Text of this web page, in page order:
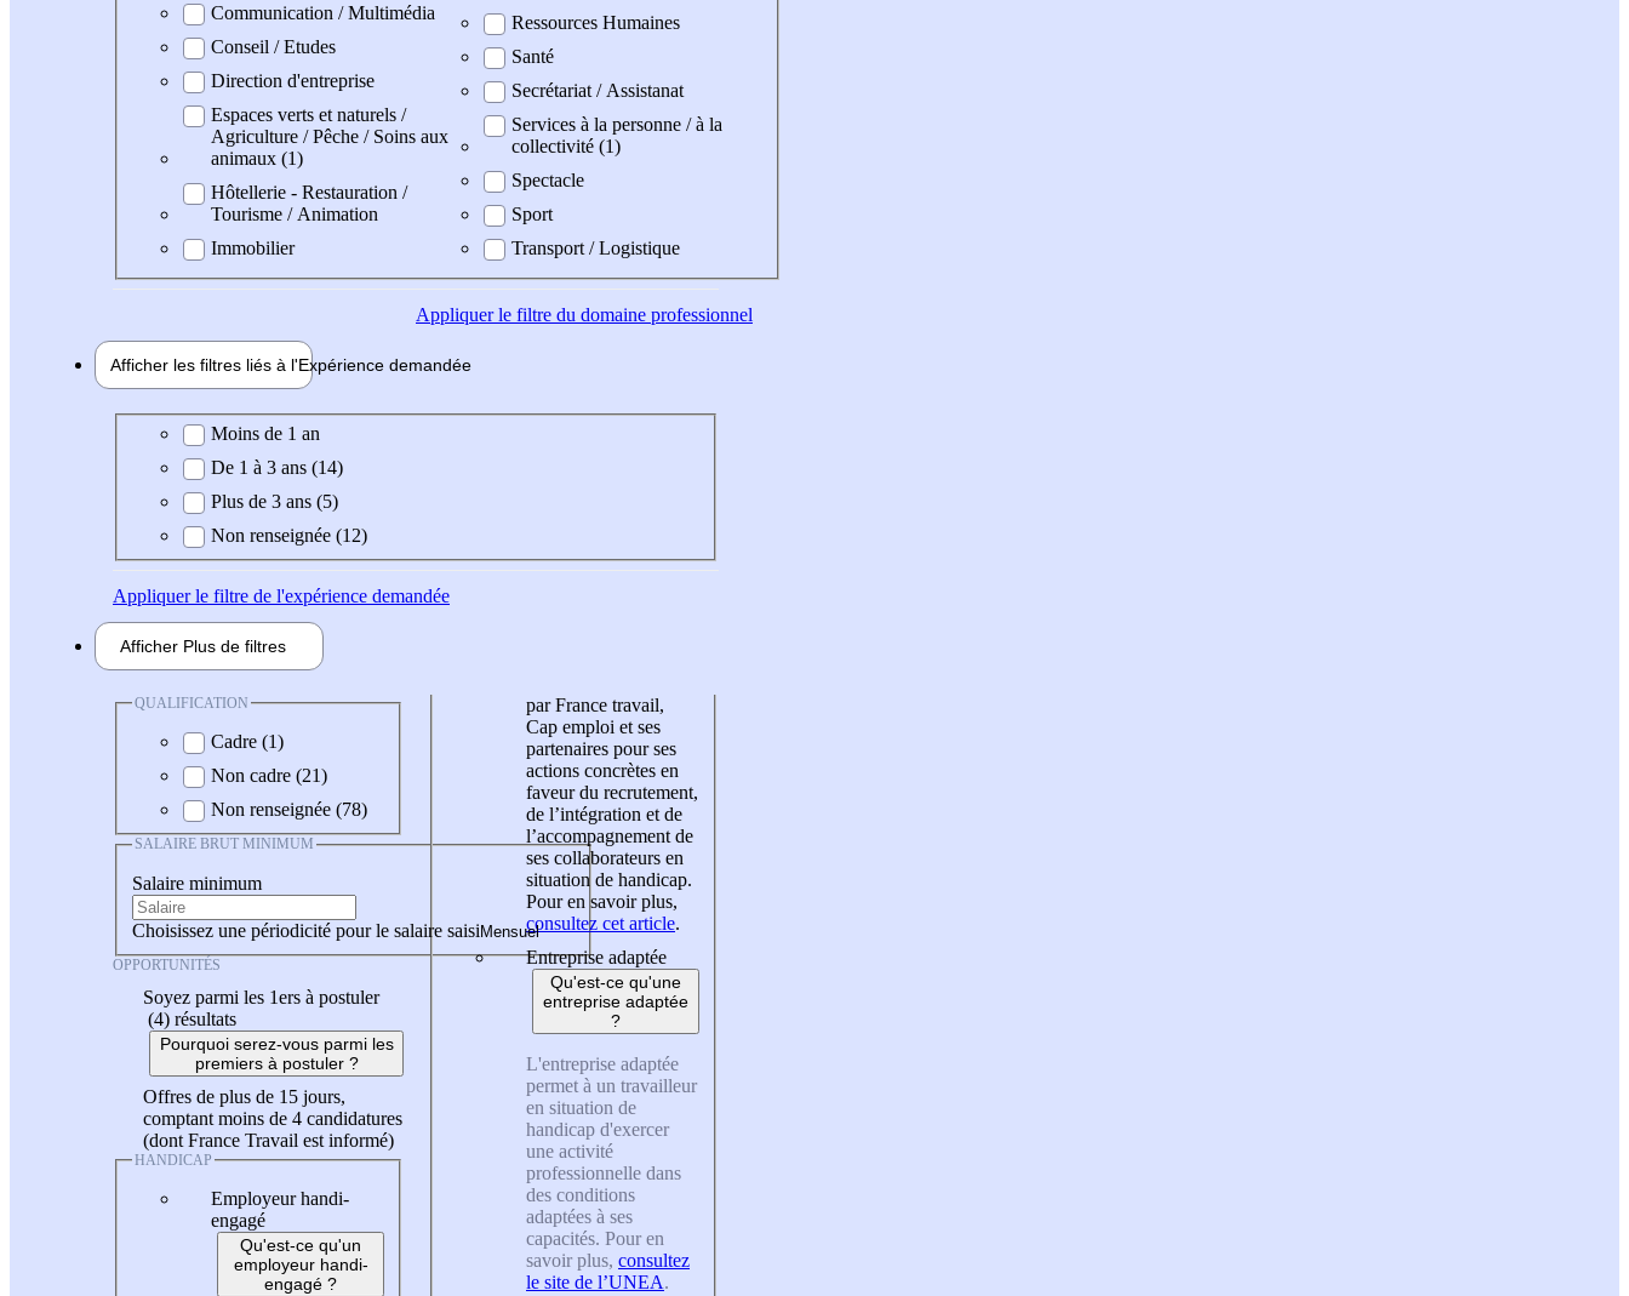
Communication / Multimédia
Conseil / Etudes
Direction d'entreprise
Espaces verts et naturels /
Agriculture / Pêche / Soins aux
animaux (1)
Hôtellerie - Restauration /
Tourisme / Animation
Immobilier
Ressources Humaines
Santé
Secrétariat / Assistanat
Services à la personne / à la
collectivité (1)
Spectacle
Sport
Transport / Logistique
Appliquerle filtre du domaine professionnel
Afficher les filtres liés à l'Expérience demandée
Expérience demandée
Moins de 1 an
De 1 à 3 ans (14)
Plus de 3 ans (5)
Non renseignée (12)
Appliquerle filtre de l'expérience demandée
Afficher Plus de filtres
QUALIFICATION
Cadre (1)
Non cadre (21)
Non renseignée (78)
SALAIRE BRUT MINIMUM
Salaire minimum
Choisissez une périodicité pour le salaire saisi
OPPORTUNITÉS
Soyez parmi les 1ers à postuler
(4) résultats
Pourquoi serez-vous parmi les
premiers à postuler ?
Offres de plus de 15 jours,
comptant moins de 4 candidatures
(dont France Travail est informé)
HANDICAP
Employeur handi-
engagé
Qu'est-ce qu'un
employeur handi-
engagé ?
par France travail,
Cap emploi et ses
partenaires pour ses
actions concrètes en
faveur du recrutement,
de l’intégration et de
l’accompagnement de
ses collaborateurs en
situation de handicap.
Pour en savoir plus,
consultez cet article.
Entreprise adaptée
Qu'est-ce qu'une
entreprise adaptée
?
L'entreprise adaptée
permet à un travailleur
en situation de
handicap d'exercer
une activité
professionnelle dans
des conditions
adaptées à ses
capacités. Pour en
savoir plus, consultez
le site de l’UNEA.